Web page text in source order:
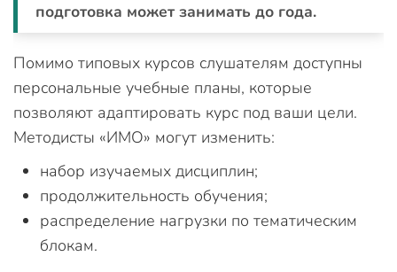
подготовка может занимать до года.
Помимо типовых курсов слушателям доступны
персональные учебные планы, которые
позволяют адаптировать курс под ваши цели.
Методисты «ИМО» могут изменить:
набор изучаемых дисциплин;
продолжительность обучения;
распределение нагрузки по тематическим
блокам.